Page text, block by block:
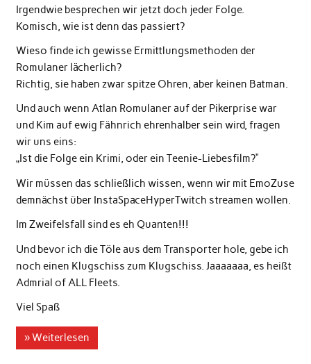
Irgendwie besprechen wir jetzt doch jeder Folge.
Komisch, wie ist denn das passiert?
Wieso finde ich gewisse Ermittlungsmethoden der
Romulaner lächerlich?
Richtig, sie haben zwar spitze Ohren, aber keinen Batman.
Und auch wenn Atlan Romulaner auf der Pikerprise war
und Kim auf ewig Fähnrich ehrenhalber sein wird, fragen
wir uns eins:
„Ist die Folge ein Krimi, oder ein Teenie-Liebesfilm?“
Wir müssen das schließlich wissen, wenn wir mit EmoZuse
demnächst über InstaSpaceHyperTwitch streamen wollen.
Im Zweifelsfall sind es eh Quanten!!!
Und bevor ich die Töle aus dem Transporter hole, gebe ich
noch einen Klugschiss zum Klugschiss. Jaaaaaaa, es heißt
Admrial of ALL Fleets.
Viel Spaß
» Weiterlesen